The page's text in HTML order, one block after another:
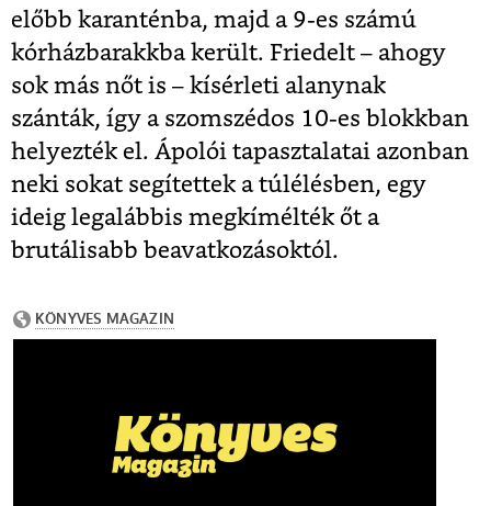
előbb karanténba, majd a 9-es számú
kórházbarakkba került. Friedelt – ahogy
sok más nőt is – kísérleti alanynak
szánták, így a szomszédos 10-es blokkban
helyezték el. Ápolói tapasztalatai azonban
neki sokat segítettek a túlélésben, egy
ideig legalábbis megkímélték őt a
brutálisabb beavatkozásoktól.